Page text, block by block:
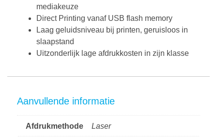
mediakeuze
Direct Printing vanaf USB flash memory
Laag geluidsniveau bij printen, geruisloos in
slaapstand
Uitzonderlijk lage afdrukkosten in zijn klasse
Aanvullende informatie
Afdrukmethode Laser